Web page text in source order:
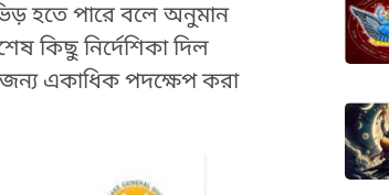
হতে পারে বলে অনুমান
কিছু নির্দেশিকা দিল
একাধিক পদক্ষেপ করা